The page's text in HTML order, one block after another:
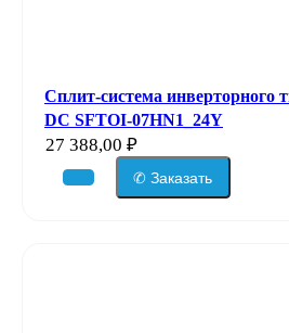
Сплит-система инверторного
DC SFTOI-07HN1_24Y
27 388,00 ₽
✆ Заказать